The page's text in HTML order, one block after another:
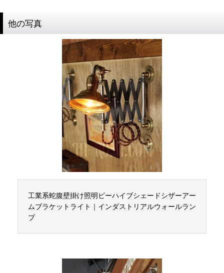
他の写真
工業系蛇腹壁掛け照明ビーハイブシェードシザーアー
ムブラケットライト｜インダストリアルウォールラン
プ